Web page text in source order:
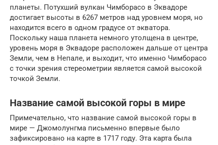
планеты. Потухший вулкан Чимборасо в Эквадоре
достигает высоты в 6267 метров над уровнем моря, но
находится всего в одном градусе от экватора.
Поскольку наша планета немного утолщена в центре,
уровень моря в Эквадоре расположен дальше от центра
Земли, чем в Непале, и выходит, что именно Чимборасо
с точки зрения стереометрии является самой высокой
точкой Земли.
Название самой высокой горы в мире
Примечательно, что название самой высокой горы в
мире — Джомолунгма письменно впервые было
зафиксировано на карте в 1717 году. Эта карта была